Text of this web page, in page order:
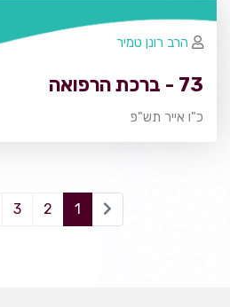
73 - ברכת הרפואה
כ"ו אייר תש"פ
הרב רונן טמיר
1
2
3